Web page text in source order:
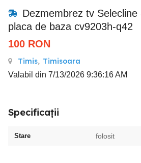
Dezmembrez tv Selecline
placa de baza cv9203h-q42
100 RON
Timis, Timisoara
Valabil din 7/13/2026 9:36:16 AM
Specificații
Stare folosit